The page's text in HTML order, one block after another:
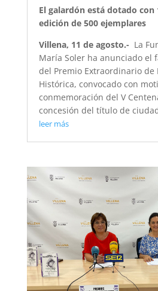
El galardón está dotado con
edición de 500 ejemplares
Villena, 11 de agosto.- La
María Soler ha anunciado el
del Premio Extraordinario de
Histórica, convocado con
conmemoración del V
concesión del título de
leer más